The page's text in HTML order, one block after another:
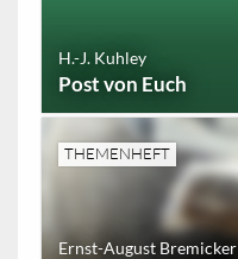
H.-J. Kuhley
Post von Euch
THEMENHEFT
Ernst-August Bremicker